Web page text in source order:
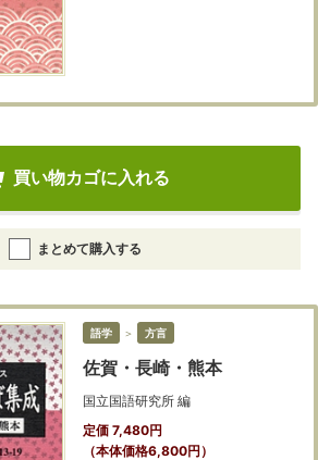
買い物カゴに入れる
まとめて購入する
語学 ＞ 方言
佐賀・長崎・熊本
国立国語研究所 編
定価 7,480円
（本体価格6,800円）